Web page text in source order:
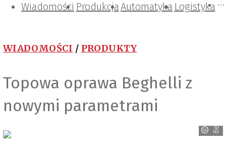
Wiadomości ProdukcjaAutomatyka Logistyka
Projektowanie i konstrukcje
Zarządzanie i IT
Tematy specjalne
WIADOMOŚCI / PRODUKTY
Topowa oprawa Beghelli z
nowymi parametrami
Beghelli